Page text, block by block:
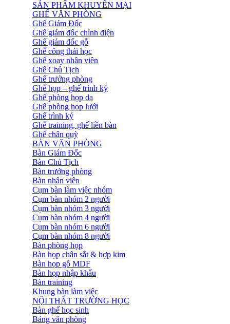
SẢN PHẨM KHUYẾN MẠI
GHẾ VĂN PHÒNG
Ghế Giám Đốc
Ghế giám đốc chỉnh điện
Ghế giám đốc gỗ
Ghế công thái học
Ghế xoay nhân viên
Ghế Chủ Tịch
Ghế trưởng phòng
Ghế họp – ghế trình ký
Ghế phòng họp da
Ghế phòng họp lưới
Ghế trình ký
Ghế training, ghế liền bàn
Ghế chân quỳ
BÀN VĂN PHÒNG
Bàn Giám Đốc
Bàn Chủ Tịch
Bàn trưởng phòng
Bàn nhân viên
Cụm bàn làm việc nhóm
Cụm bàn nhóm 2 người
Cụm bàn nhóm 3 người
Cụm bàn nhóm 4 người
Cụm bàn nhóm 6 người
Cụm bàn nhóm 8 người
Bàn phòng họp
Bàn họp chân sắt & hợp kim
Bàn họp gỗ MDF
Bàn họp nhập khẩu
Bàn training
Khung bàn làm việc
NỘI THẤT TRƯỜNG HỌC
Bàn ghế học sinh
Bảng văn phòng